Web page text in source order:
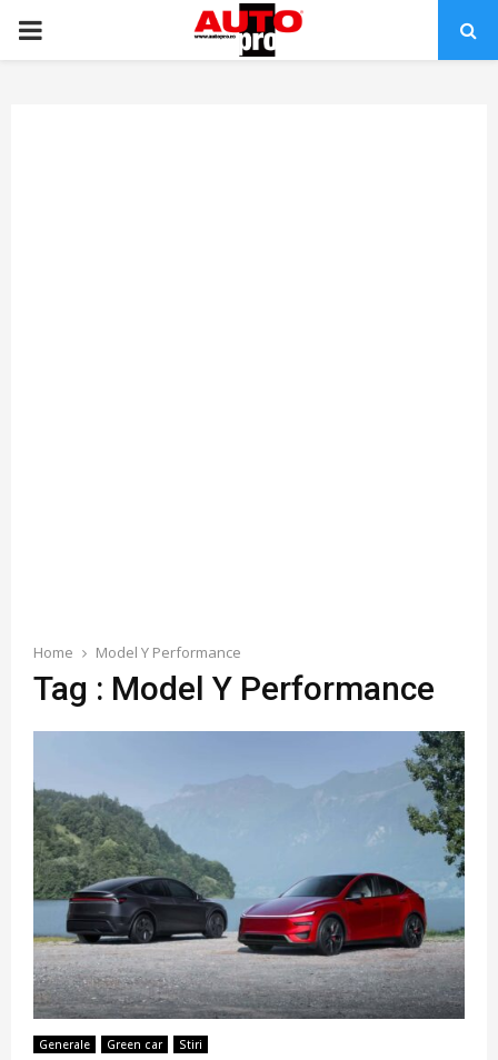
PRIMARY
Home Model Y Performance
Tag : Model Y Performance
Generale Green car Stiri